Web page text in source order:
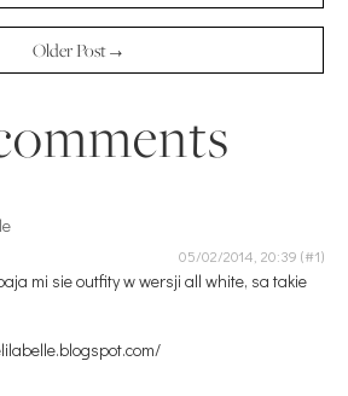
Older Post →
05/02/2014, 20:39
mi sie outfity w wersji all white, sa takie